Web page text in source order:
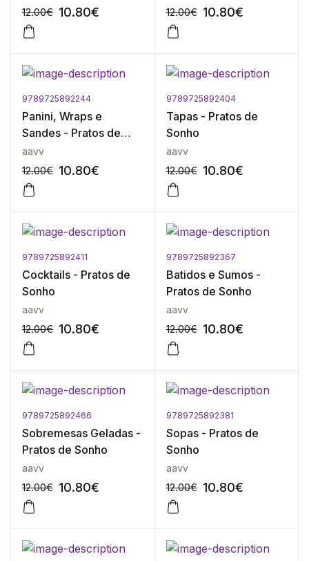
12.00€ 10.80€ 12.00€ 10.80€
9789725892244
Panini, Wraps e
Sandes - Pratos de
Sonho
aavv
12.00€ 10.80€
9789725892404
Tapas - Pratos de
Sonho
aavv
12.00€ 10.80€
9789725892411
Cocktails - Pratos de
Sonho
aavv
12.00€ 10.80€
9789725892367
Batidos e Sumos -
Pratos de Sonho
aavv
12.00€ 10.80€
9789725892466
Sobremesas Geladas -
Pratos de Sonho
aavv
12.00€ 10.80€
9789725892381
Sopas - Pratos de
Sonho
aavv
12.00€ 10.80€